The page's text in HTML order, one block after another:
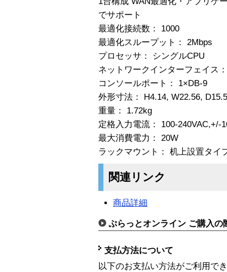
でサポート
最適化接続数： 1000
最適化スループット： 2Mbps
プロセッサ： シングルCPU
ネットワークインターフェイス
コンソールポート： 1×DB-9
外形寸法： H4.14, W22.56,
重量： 1.72kg
定格入力電流： 100-240VAC,+/-
最大消費電力： 20W
ラックマウント： 机上設置タイ
関連リンク
商品詳細
ぷらっとオンライン ご購入の
支払方法について
以下のお支払い方法がご利用で